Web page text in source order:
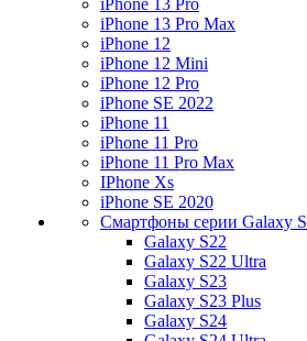
iPhone 13 Pro
iPhone 13 Pro Max
iPhone 12
iPhone 12 Mini
iPhone 12 Pro
iPhone SE 2022
iPhone 11
iPhone 11 Pro
iPhone 11 Pro Max
IPhone Xs
iPhone SE 2020
Смартфоны серии Galaxy S
Galaxy S22
Galaxy S22 Ultra
Galaxy S23
Galaxy S23 Plus
Galaxy S24